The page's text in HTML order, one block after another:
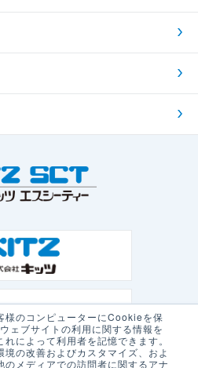
様のコンピューターにCookieを保
ェブサイトの利用に関する情報を
によって利用者を記憶できます。
境の改善およびカスタマイズ、およ
メディアでの訪問者に関するアナ